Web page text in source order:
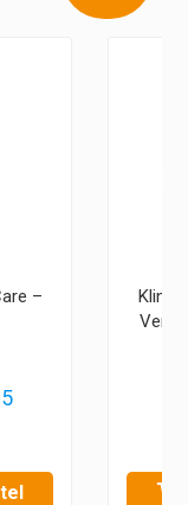
–
Prijsklasse:
€14,95